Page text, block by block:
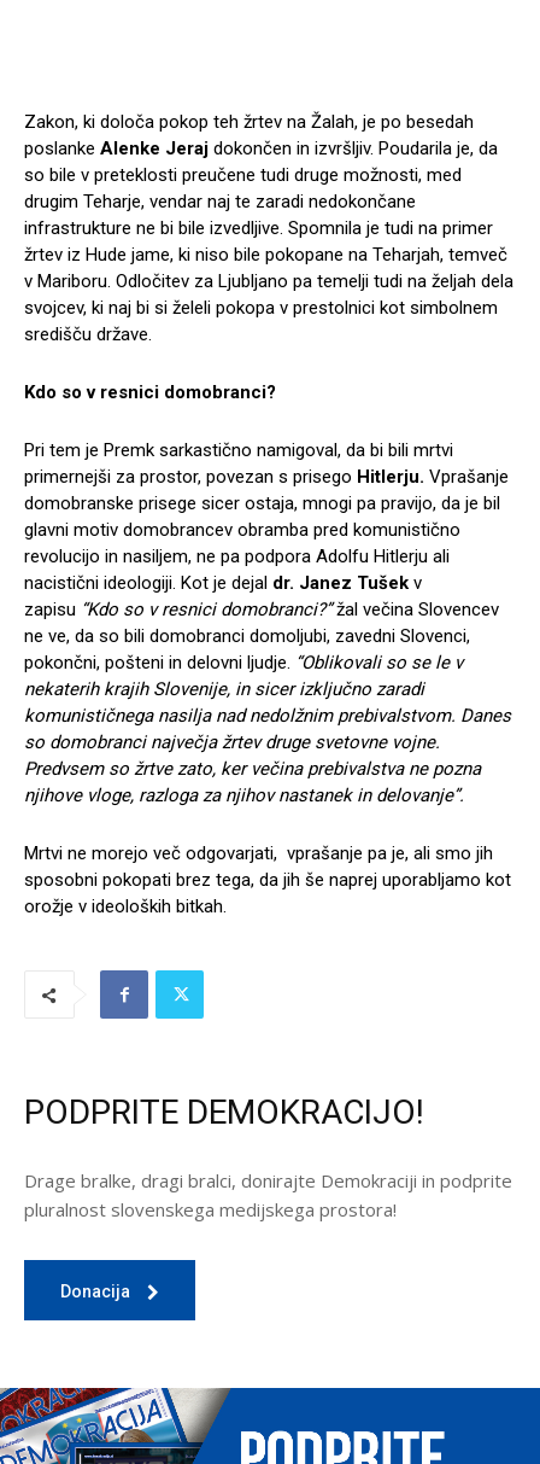
Zakon, ki določa pokop teh žrtev na Žalah, je po besedah
poslanke Alenke Jeraj dokončen in izvršljiv. Poudarila je, da
so bile v preteklosti preučene tudi druge možnosti, med
drugim Teharje, vendar naj te zaradi nedokončane
infrastrukture ne bi bile izvedljive. Spomnila je tudi na primer
žrtev iz Hude jame, ki niso bile pokopane na Teharjah, temveč
v Mariboru. Odločitev za Ljubljano pa temelji tudi na željah dela
svojcev, ki naj bi si želeli pokopa v prestolnici kot simbolnem
središču države.
Kdo so v resnici domobranci?
Pri tem je Premk sarkastično namigoval, da bi bili mrtvi
primernejši za prostor, povezan s prisego Hitlerju. Vprašanje
domobranske prisege sicer ostaja, mnogi pa pravijo, da je bil
glavni motiv domobrancev obramba pred komunistično
revolucijo in nasiljem, ne pa podpora Adolfu Hitlerju ali
nacistični ideologiji. Kot je dejal dr. Janez Tušek v
zapisu “Kdo so v resnici domobranci?”žal večina Slovencev
ne ve, da so bili domobranci domoljubi, zavedni Slovenci,
pokončni, pošteni in delovni ljudje. “Oblikovali so se le v
nekaterih krajih Slovenije, in sicer izključno zaradi
komunističnega nasilja nad nedolžnim prebivalstvom. Danes
so domobranci največja žrtev druge svetovne vojne.
Predvsem so žrtve zato, ker večina prebivalstva ne pozna
njihove vloge, razloga za njihov nastanek in delovanje”.
Mrtvi ne morejo več odgovarjati, vprašanje pa je, ali smo jih
sposobni pokopati brez tega, da jih še naprej uporabljamo kot
orožje v ideoloških bitkah.
PODPRITE DEMOKRACIJO!
Drage bralke, dragi bralci, donirajte Demokraciji in podprite
pluralnost slovenskega medijskega prostora!
Donacija